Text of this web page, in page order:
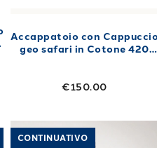
Accappatoio con
geo safari in Cotone 420
€150.00
con Cappuccio logo
Link to "
CONTINUATIVO